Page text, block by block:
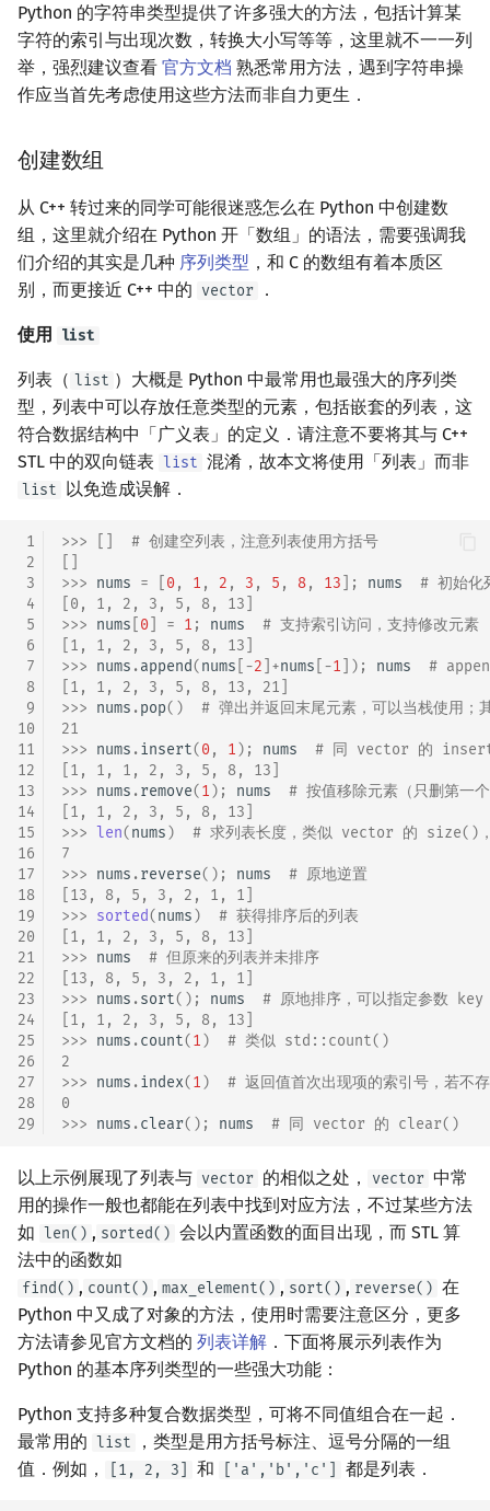
Python 的字符串类型提供了许多强大的方法，包括计算某
字符的索引与出现次数，转换大小写等等，这里就不一一列
举，强烈建议查看 官方文档 熟悉常用方法，遇到字符串操
作应当首先考虑使用这些方法而非自力更生．
创建数组
从 C++ 转过来的同学可能很迷惑怎么在 Python 中创建数
组，这里就介绍在 Python 开「数组」的语法，需要强调我
们介绍的其实是几种 序列类型 ，和 C 的数组有着本质区
别，而更接近 C++ 中的 vector ．
使用 list
列表（ list ）大概是 Python 中最常用也最强大的序列类
型，列表中可以存放任意类型的元素，包括嵌套的列表，这
符合数据结构中「广义表」的定义．请注意不要将其与 C++
STL 中的双向链表 list 混淆，故本文将使用「列表」而非
list 以免造成误解．
1
2
3
4
5
6
7
8
9
10
11
12
13
14
15
16
17
18
19
20
21
22
23
24
25
26
27
28
29
>>>
# 创建空列表，注意列表使用方括号
>>> nums = 0, 1 , 2 , 3 , 5 , 8, 13 ]; nums
# 初始化
[0, 1, 2, 3, 5, 8, 13]
>>> nums 0 = 1 ; nums
# 支持索引访问，支持修改元素
[1, 1, 2, 3, 5, 8, 13]
>>> nums .append(nums -2 +nums -1 ]); nums
#
[1, 1, 2, 3, 5, 8, 13, 21]
>>> nums .pop()
# 弹出并返回末尾元素，可以当栈使用；
21
>>> nums .insert(0, 1); nums
# 同 vector 的
[1, 1, 1, 2, 3, 5, 8, 13]
>>> nums .remove(1); nums
# 按值移除元素（只删第一
[1, 1, 2, 3, 5, 8, 13]
>>> len(nums)
# 求列表长度，类似 vector 的 size()
7
>>> nums .reverse(); nums
# 原地逆置
[13, 8, 5, 3, 2, 1, 1]
>>> sorted(nums)
# 获得排序后的列表
[1, 1, 2, 3, 5, 8, 13]
>>> nums
# 但原来的列表并未排序
[13, 8, 5, 3, 2, 1, 1]
>>> nums .sort(); nums
# 原地排序，可以指定参数 key
[1, 1, 2, 3, 5, 8, 13]
>>> nums .count(1)
# 类似 std::count()
2
>>> nums .index(1)
# 返回值首次出现项的索引号，若不
0
>>> nums .clear(); nums # 同 vector 的 clear()
以上示例展现了列表与 vector 的相似之处， vector 中常
用的操作一般也都能在列表中找到对应方法，不过某些方法
如 len() , sorted() 会以内置函数的面目出现，而 STL 算
法中的函数如
find() , count() , max_element() , sort() , reverse() 在
Python 中又成了对象的方法，使用时需要注意区分，更多
方法请参见官方文档的 列表详解 ．下面将展示列表作为
Python 的基本序列类型的一些强大功能：
Python 支持多种复合数据类型，可将不同值组合在一起．
最常用的 list
，类型是用方括号标注、逗号分隔的一组
值．例如，
[1, 2, 3] 和 ['a','b','c'] 都是列表．